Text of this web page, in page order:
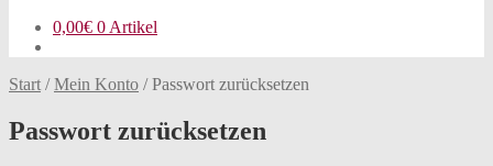
0,00€ 0 Artikel
Start /Mein Konto /Passwort zurücksetzen
Passwort zurücksetzen